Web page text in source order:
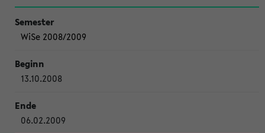
WiSe 2008/2009
13.10.2008
06.02.2009